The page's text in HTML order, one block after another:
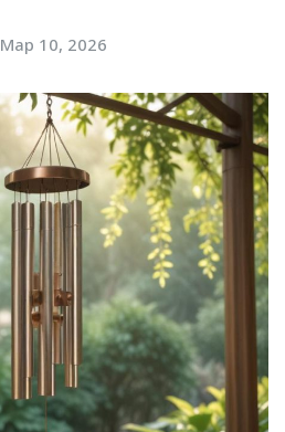
Мар 10, 2026